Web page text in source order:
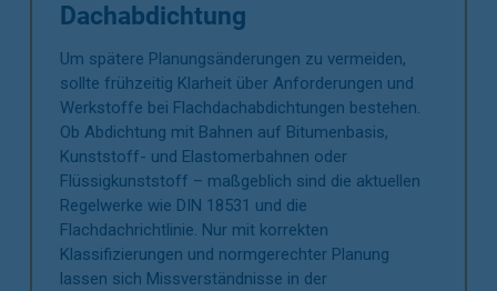
Dachabdichtung
Um spätere Planungsänderungen zu vermeiden,
sollte frühzeitig Klarheit über Anforderungen und
Werkstoffe bei Flachdachabdichtungen bestehen.
Ob Abdichtung mit Bahnen auf Bitumenbasis,
Kunststoff- und Elastomerbahnen oder
Flüssigkunststoff – maßgeblich sind die aktuellen
Regelwerke wie DIN 18531 und die
Flachdachrichtlinie. Nur mit korrekten
Klassifizierungen und normgerechter Planung
lassen sich Missverständnisse in der